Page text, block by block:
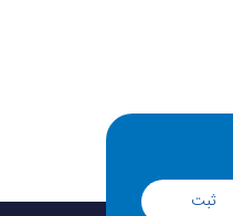
تعویض) عرضه می‌کند: با این شرط
ثبت